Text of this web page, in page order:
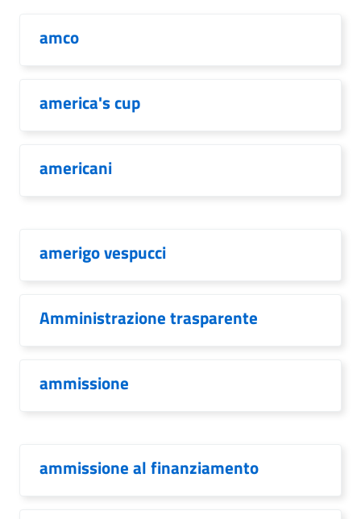
amco
america's cup
americani
amerigo vespucci
Amministrazione trasparente
ammissione
ammissione al finanziamento